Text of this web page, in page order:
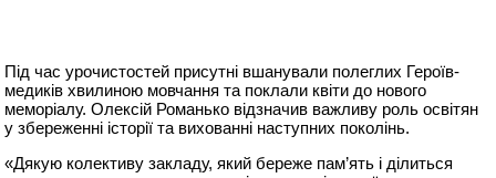
Під час урочистостей присутні вшанували полеглих Героїв-
медиків хвилиною мовчання та поклали квіти до нового
меморіалу. Олексій Романько відзначив важливу роль освітян
у збереженні історії та вихованні наступних поколінь.
«Дякую колективу закладу, який береже пам’ять і ділиться